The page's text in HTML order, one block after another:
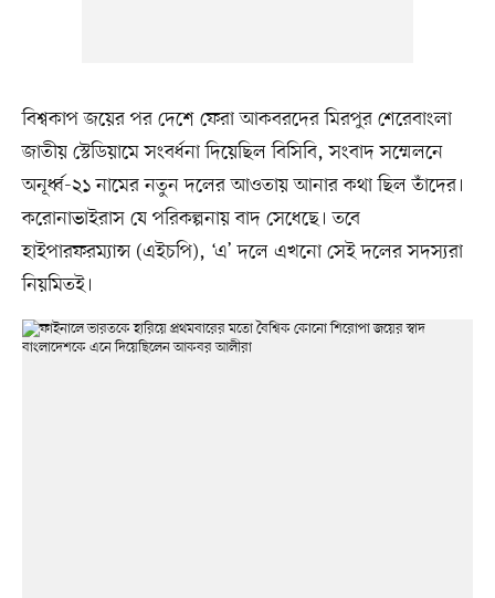
বিশ্বকাপ জয়ের পর দেশে ফেরা আকবরদের মিরপুর শেরেবাংলা
জাতীয় স্টেডিয়ামে সংবর্ধনা দিয়েছিল বিসিবি, সংবাদ সম্মেলনে
অনূর্ধ্ব-২১ নামের নতুন দলের আওতায় আনার কথা ছিল তাঁদের।
করোনাভাইরাস যে পরিকল্পনায় বাদ সেধেছে। তবে
হাইপারফরম্যান্স (এইচপি), ‘এ’ দলে এখনো সেই দলের সদস্যরা
নিয়মিতই।